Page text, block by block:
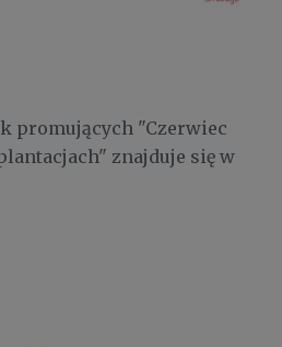
promujących "Czerwiec
znajduje się w